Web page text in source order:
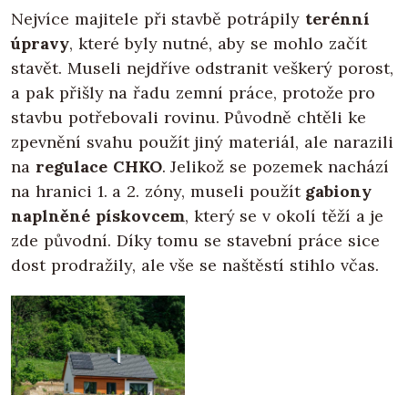
Nejvíce majitele při stavbě potrápily terénní
úpravy, které byly nutné, aby se mohlo začít
stavět. Museli nejdříve odstranit veškerý porost,
a pak přišly na řadu zemní práce, protože pro
stavbu potřebovali rovinu. Původně chtěli ke
zpevnění svahu použít jiný materiál, ale narazili
na regulace CHKO. Jelikož se pozemek nachází
na hranici 1. a 2. zóny, museli použít gabiony
naplněné pískovcem, který se v okolí těží a je
zde původní. Díky tomu se stavební práce sice
dost prodražily, ale vše se naštěstí stihlo včas.